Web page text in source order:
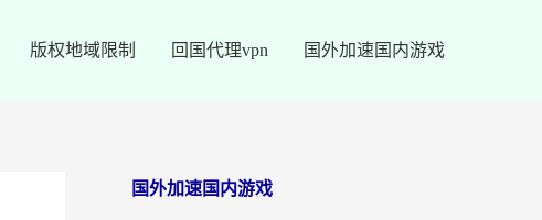
版权地域限制 回国代理vpn 国外加速国内游戏
国外加速国内游戏